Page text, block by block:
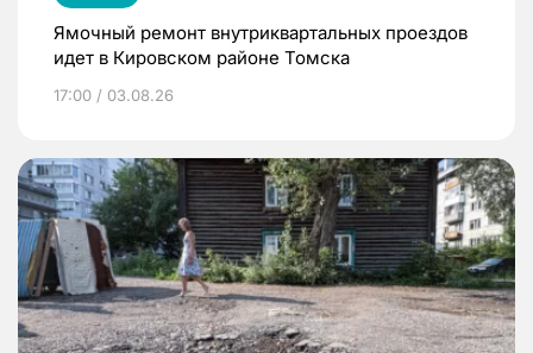
Ямочный ремонт внутриквартальных проездов
идет в Кировском районе Томска
17:00 / 03.08.26